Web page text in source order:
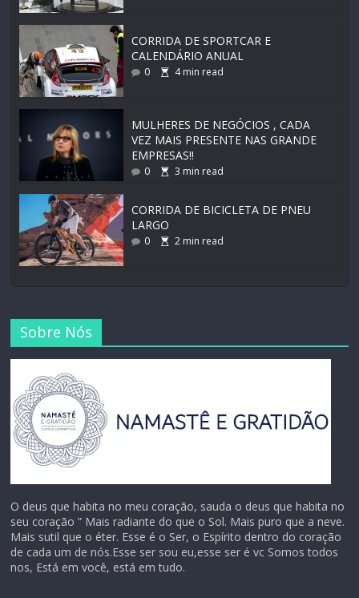
CORRIDA DE SPORTCAR E
CALENDÁRIO ANUAL
0 4min read
MULHERES DE NEGÓCIOS , CADA
VEZ MAIS PRESENTE NAS GRANDE
EMPRESAS!!
0 3 min read
CORRIDA DE BICICLETA DE PNEU
LARGO
0 2 min read
Sobre Nós
O deus que habita no meu coração, sauda o deus que habita no
seu coração ” Mais radiante do que o Sol. Mais puro que a neve.
Mais sutil que o éter. Esse é o Ser, o Espírito dentro do coração
de cada um de nós.Esse ser sou eu,esse ser é vc Somos todos
nos, Está em você, está em tudo.